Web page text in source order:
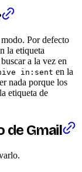
Por defecto
la etiqueta
a la vez en
in:sent en la
nada porque los
etiqueta de
de Gmail